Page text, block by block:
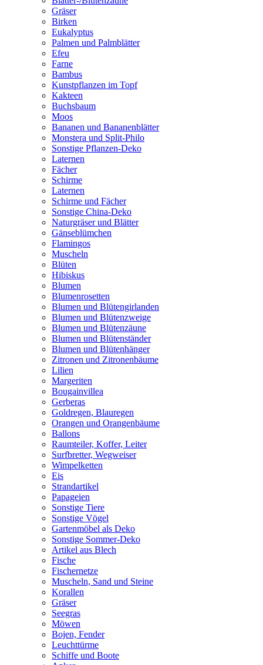
Gräser
Birken
Eukalyptus
Palmen und Palmblätter
Efeu
Farne
Bambus
Kunstpflanzen im Topf
Kakteen
Buchsbaum
Moos
Bananen und Bananenblätter
Monstera und Split-Philo
Sonstige Pflanzen-Deko
Laternen
Fächer
Schirme
Laternen
Schirme und Fächer
Sonstige China-Deko
Naturgräser und Blätter
Gänseblümchen
Flamingos
Muscheln
Blüten
Hibiskus
Blumen
Blumenrosetten
Blumen und Blütengirlanden
Blumen und Blütenzweige
Blumen und Blütenzäune
Blumen und Blütenständer
Blumen und Blütenhänger
Zitronen und Zitronenbäume
Lilien
Margeriten
Bougainvillea
Gerberas
Goldregen, Blauregen
Orangen und Orangenbäume
Ballons
Raumteiler, Koffer, Leiter
Surfbretter, Wegweiser
Wimpelketten
Eis
Strandartikel
Papageien
Sonstige Tiere
Sonstige Vögel
Gartenmöbel als Deko
Sonstige Sommer-Deko
Artikel aus Blech
Fische
Fischernetze
Muscheln, Sand und Steine
Korallen
Gräser
Seegras
Möwen
Bojen, Fender
Leuchttürme
Schiffe und Boote